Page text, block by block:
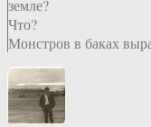
земле?
Что?
Монстров в баках